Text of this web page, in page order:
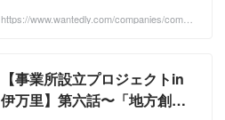
人」として街に馴染んできた実感があり
https://www.wantedly.com/companies/compa
【事業所設立プロジェクトin
伊万里】第六話〜「地方創生